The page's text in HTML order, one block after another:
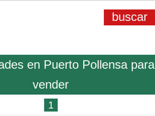
en Puerto Pollensa para
vender
1